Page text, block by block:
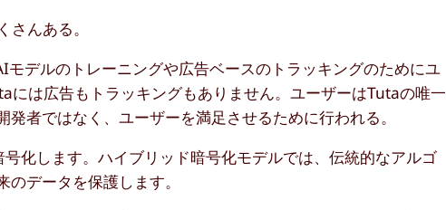
んある。
デルのトレーニングや広告ベースのトラッキングのためにユ
は広告もトラッキングもありません。ユーザーはTutaの唯一
者ではなく、ユーザーを満足させるために行われる。
化します。ハイブリッド暗号化モデルでは、伝統的なアルゴ
データを保護します。